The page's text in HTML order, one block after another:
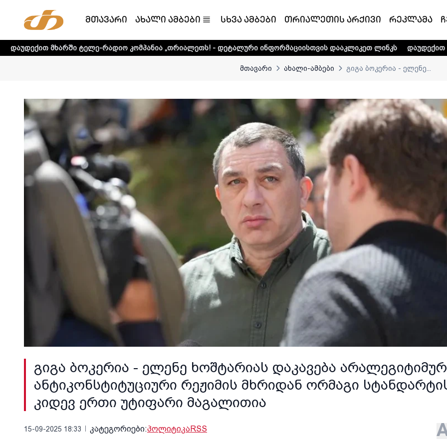
მთავარი ახალი ამბები სხვა ამბები თრიალეთის არქივი რეკლამა
ტელე-რადიო კომპანია „თრიალეთს! - დეტალური ინფორმაციისთვის დააკლიკეთ ლინკს დაუდექით მხარში ტელე-
მთავარი ახალი-ამბები გიგა ბოკერია - ელენე...
გიგა ბოკერია - ელენე ხოშტარიას დაკავება
ანტიკონსტიტუციური რეჟიმის მხრიდან ორმაგი
კიდევ ერთი უტიფარი მაგალითია
15-09-2025 18:33 კატეგორიები:პოლიტიკაRSS